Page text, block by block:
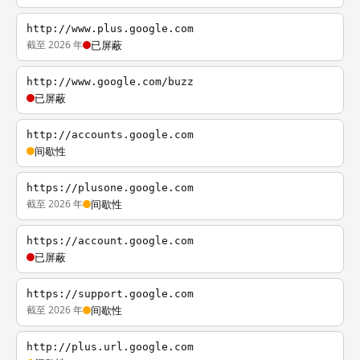
http://www.plus.google.com
截至 2026 年 已屏蔽
http://www.google.com/buzz
已屏蔽
http://accounts.google.com
间歇性
https://plusone.google.com
截至 2026 年 间歇性
https://account.google.com
已屏蔽
https://support.google.com
截至 2026 年 间歇性
http://plus.url.google.com